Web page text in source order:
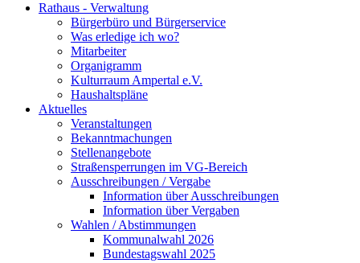
Rathaus - Verwaltung
Bürgerbüro und Bürgerservice
Was erledige ich wo?
Mitarbeiter
Organigramm
Kulturraum Ampertal e.V.
Haushaltspläne
Aktuelles
Veranstaltungen
Bekanntmachungen
Stellenangebote
Straßensperrungen im VG-Bereich
Ausschreibungen / Vergabe
Information über Ausschreibungen
Information über Vergaben
Wahlen / Abstimmungen
Kommunalwahl 2026
Bundestagswahl 2025